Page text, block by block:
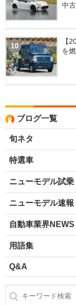
中
10
【
を
ブログ一覧
旬ネタ
特選車
ニューモデル試乗
ニューモデル速報
自動車業界NEWS
用語集
Q&A